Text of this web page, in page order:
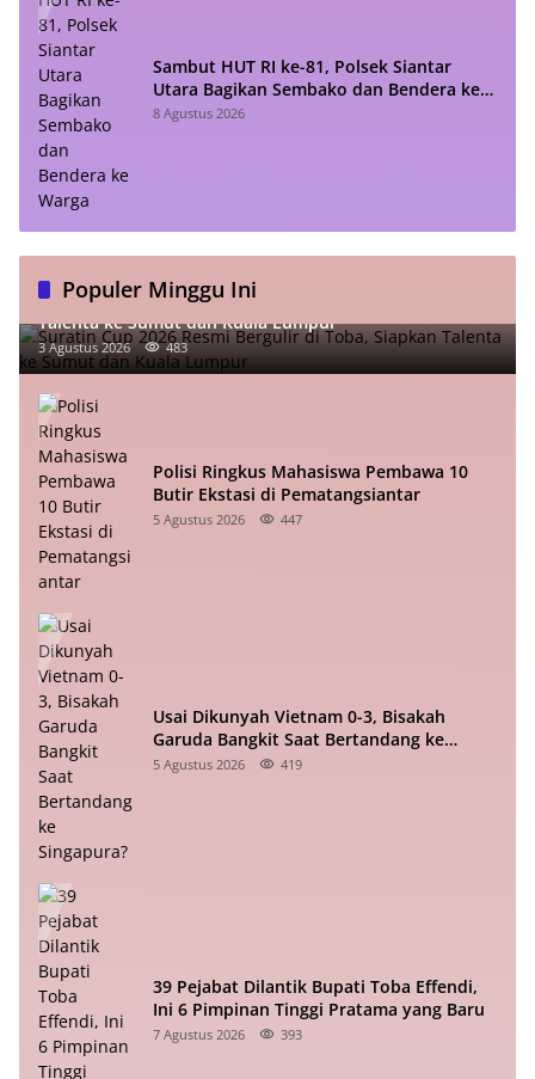
Sambut HUT RI ke-81, Polsek Siantar
Utara Bagikan Sembako dan Bendera ke
Warga
8 Agustus 2026
Populer Minggu Ini
Suratin Cup 2026 Resmi Bergulir di Toba, Siapkan
Talenta ke Sumut dan Kuala Lumpur
3 Agustus 2026 483
Polisi Ringkus Mahasiswa Pembawa 10
Butir Ekstasi di Pematangsiantar
5 Agustus 2026 447
Usai Dikunyah Vietnam 0-3, Bisakah
Garuda Bangkit Saat Bertandang ke
Singapura?
5 Agustus 2026 419
39 Pejabat Dilantik Bupati Toba Effendi,
Ini 6 Pimpinan Tinggi Pratama yang Baru
7 Agustus 2026 393